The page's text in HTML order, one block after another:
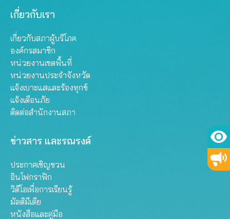
เกี่ยวกับเรา
เกี่ยวกับสภาผู้บริโภค
องค์กรสมาชิก
หน่วยงานเขตพื้นที่
หน่วยงานประจำจังหวัด
แจ้งเบาะแสและร้องทุกข์
แจ้งเตือนภัย
ติดต่อสำนักงานสภา
ข่าวสาร และรณรงค์
ประกาศเชิญชวน
อินโฟกราฟิก
วิดีโอเพื่อการเรียนรู้
มัลติมีเดีย
หนังสือและคู่มือ